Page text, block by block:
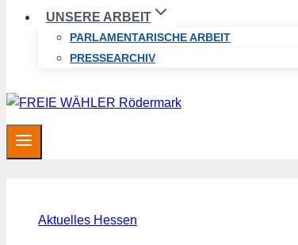
UNSERE ARBEIT
PARLAMENTARISCHE ARBEIT
PRESSEARCHIV
Aktuelles Hessen